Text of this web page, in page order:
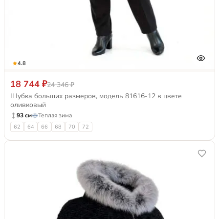
4.8
18 744 ₽24 346 ₽
Шубка больших размеров, модель 81616-12 в цвете
оливковый
93 см Теплая зима
62 64 66 68 70 72